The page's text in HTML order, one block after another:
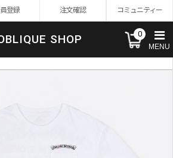
登録 注文確認 コミュニティー
SHOP 0
MENU